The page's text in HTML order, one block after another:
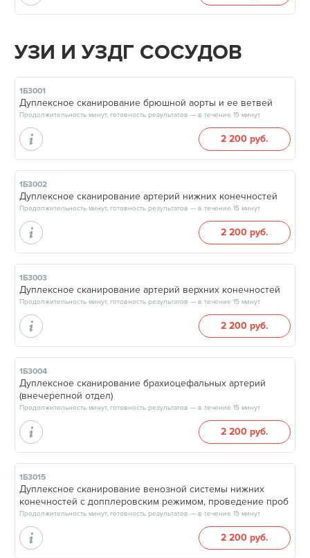
УЗИ И УЗДГ СОСУДОВ
1Б3001
Дуплексное сканирование брюшной аорты и ее ветвей
Продолжительность минут, готовность результатов — в течение 15 минут
2 200 руб.
1Б3002
Дуплексное сканирование артерий нижних конечностей
Продолжительность минут, готовность результатов — в течение 15 минут
2 200 руб.
1Б3003
Дуплексное сканирование артерий верхних конечностей
Продолжительность минут, готовность результатов — в течение 15 минут
2 200 руб.
1Б3004
Дуплексное сканирование брахиоцефальных артерий
(внечерепной отдел)
Продолжительность минут, готовность результатов — в течение 15 минут
2 200 руб.
1Б3015
Дуплексное сканирование венозной системы нижних
конечностей с допплеровским режимом, проведение проб
Продолжительность минут, готовность результатов — в течение 15 минут
2 200 руб.